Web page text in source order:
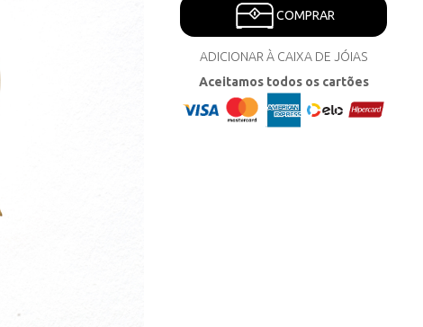
COMPRAR
ADICIONAR À CAIXA DE JÓIAS
Aceitamos todos os cartões